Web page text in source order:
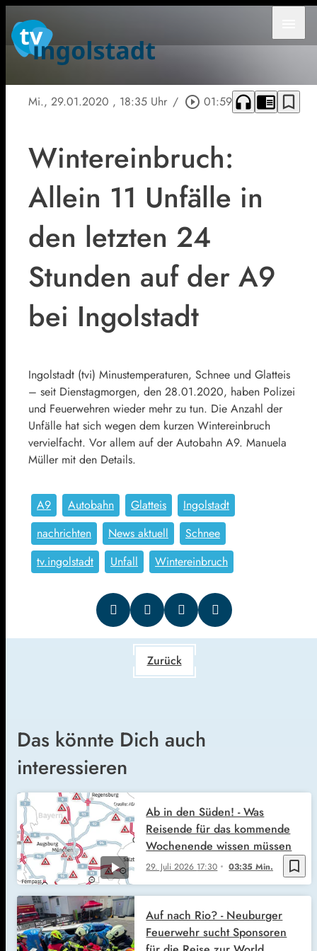
Mi., 29.01.2020 , 18:35 Uhr / play_circle_outline 01:59 headphones chrome_reader_mode bookmark_border
Wintereinbruch:
Allein 11 Unfälle in
den letzten 24
Stunden auf der A9
bei Ingolstadt
Ingolstadt (tvi) Minustemperaturen, Schnee und Glatteis
– seit Dienstagmorgen, den 28.01.2020, haben Polizei
und Feuerwehren wieder mehr zu tun. Die Anzahl der
Unfälle hat sich wegen dem kurzen Wintereinbruch
vervielfacht. Vor allem auf der Autobahn A9. Manuela
Müller mit den Details.
A9 Autobahn Glatteis
Ingolstadt
nachrichten
News aktuell
Schnee
tv.ingolstadt
Unfall Wintereinbruch
Zurück
Das könnte Dich auch
interessieren
bookmark_border
29. Juli 2026 17:30 03:35 Min.
Ab in den Süden! - Was
Reisende für das kommende
Wochenende wissen müssen
Auf nach Rio? - Neuburger
Feuerwehr sucht Sponsoren